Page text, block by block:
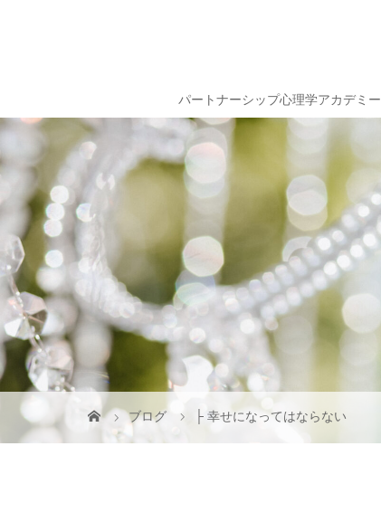
パートナーシップ心理学アカデミー
ブログ ├ 幸せになってはならない